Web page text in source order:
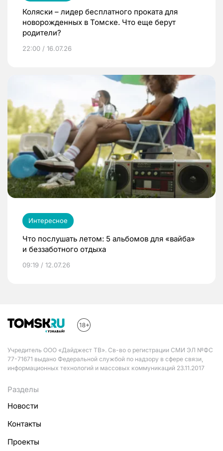
Коляски – лидер бесплатного проката для
новорожденных в Томске. Что еще берут
родители?
22:00 / 16.07.26
Интересное
Что послушать летом: 5 альбомов для «вайба»
и беззаботного отдыха
09:19 / 12.07.26
Учредитель ООО «Дайджест ТВ». Св-во о регистрации СМИ ЭЛ №ФС
77-71671 выдано Федеральной службой по надзору в сфере связи,
информационных технологий и массовых коммуникаций 23.11.2017
Разделы
Новости
Контакты
Проекты